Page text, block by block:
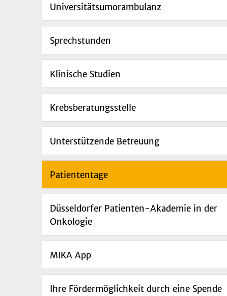
Universitätsumorambulanz
Sprechstunden
Klinische Studien
Krebsberatungsstelle
Unterstützende Betreuung
Patiententage
Düsseldorfer Patienten-Akademie in der
Onkologie
MIKA App
Ihre Fördermöglichkeit durch eine Spende